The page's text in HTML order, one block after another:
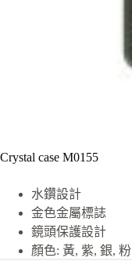
Crystal case M0155
水鑽設計
金色金屬標誌
鏡頭保護設計
顏色: 黃, 紫, 銀, 粉